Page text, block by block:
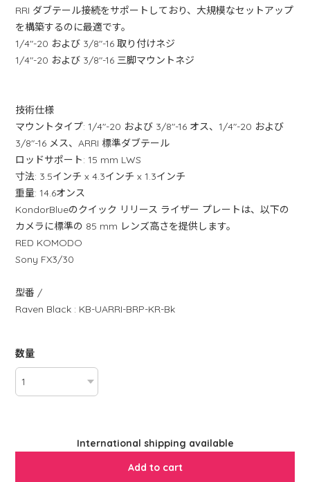
RRI ダブテール接続をサポートしており、大規模なセットアップ
を構築するのに最適です。
1/4"-20 および 3/8"-16 取り付けネジ
1/4"-20 および 3/8"-16 三脚マウントネジ
技術仕様
マウントタイプ: 1/4"-20 および 3/8"-16 オス、1/4"-20 および
3/8"-16 メス、ARRI 標準ダブテール
ロッドサポート: 15 mm LWS
寸法: 3.5インチ x 4.3インチ x 1.3インチ
重量: 14.6オンス
KondorBlueのクイック リリース ライザー プレートは、以下の
カメラに標準の 85 mm レンズ高さを提供します。
RED KOMODO
Sony FX3/30
型番 /
Raven Black : KB-UARRI-BRP-KR-Bk
数量
International shipping available
Add to cart